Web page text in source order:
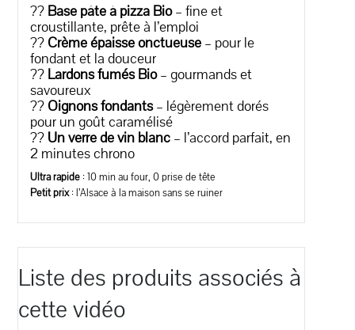
?? Base pâte à pizza Bio– fine et
croustillante, prête à l’emploi
?? Crème épaisse onctueuse – pour le
fondant et la douceur
?? Lardons fumés Bio– gourmands et
savoureux
?? Oignons fondants– légèrement dorés
pour un goût caramélisé
?? Un verre de vin blanc – l’accord parfait, en
2 minutes chrono
Ultra rapide : 10 min au four, 0 prise de tête
Petit prix: l’Alsace à la maison sans se ruiner
Liste des produits associés à
cette vidéo